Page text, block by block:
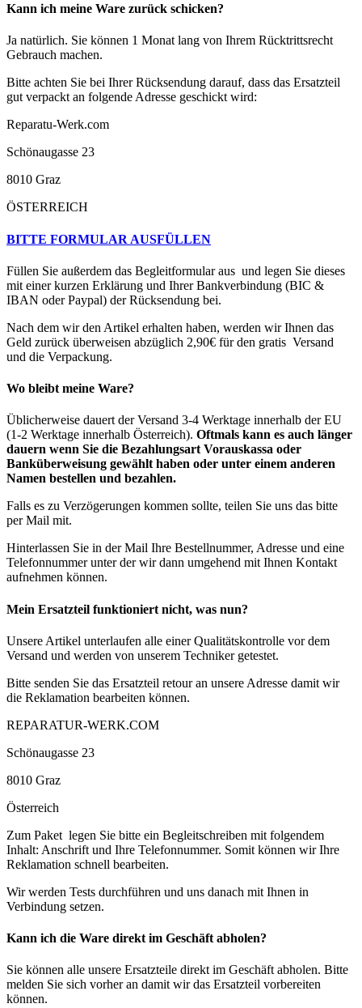
Kann ich meine Ware zurück schicken?
Ja natürlich. Sie können 1 Monat lang von Ihrem Rücktrittsrecht
Gebrauch machen.
Bitte achten Sie bei Ihrer Rücksendung darauf, dass das Ersatzteil
gut verpackt an folgende Adresse geschickt wird:
Reparatu-Werk.com
Schönaugasse 23
8010 Graz
ÖSTERREICH
BITTE FORMULAR AUSFÜLLEN
Füllen Sie außerdem das Begleitformular aus und legen Sie dieses
mit einer kurzen Erklärung und Ihrer Bankverbindung (BIC &
IBAN oder Paypal) der Rücksendung bei.
Nach dem wir den Artikel erhalten haben, werden wir Ihnen das
Geld zurück überweisen abzüglich 2,90€ für den gratis Versand
und die Verpackung.
Wo bleibt meine Ware?
Üblicherweise dauert der Versand 3-4 Werktage innerhalb der EU
(1-2 Werktage innerhalb Österreich). Oftmals kann es auch länger
dauern wenn Sie die Bezahlungsart Vorauskassa oder
Banküberweisung gewählt haben oder unter einem anderen
Namen bestellen und bezahlen.
Falls es zu Verzögerungen kommen sollte, teilen Sie uns das bitte
per Mail mit.
Hinterlassen Sie in der Mail Ihre Bestellnummer, Adresse und eine
Telefonnummer unter der wir dann umgehend mit Ihnen Kontakt
aufnehmen können.
Mein Ersatzteil funktioniert nicht, was nun?
Unsere Artikel unterlaufen alle einer Qualitätskontrolle vor dem
Versand und werden von unserem Techniker getestet.
Bitte senden Sie das Ersatzteil retour an unsere Adresse damit wir
die Reklamation bearbeiten können.
REPARATUR-WERK.COM
Schönaugasse 23
8010 Graz
Österreich
Zum Paket legen Sie bitte ein Begleitschreiben mit folgendem
Inhalt: Anschrift und Ihre Telefonnummer. Somit können wir Ihre
Reklamation schnell bearbeiten.
Wir werden Tests durchführen und uns danach mit Ihnen in
Verbindung setzen.
Kann ich die Ware direkt im Geschäft abholen?
Sie können alle unsere Ersatzteile direkt im Geschäft abholen. Bitte
melden Sie sich vorher an damit wir das Ersatzteil vorbereiten
können.